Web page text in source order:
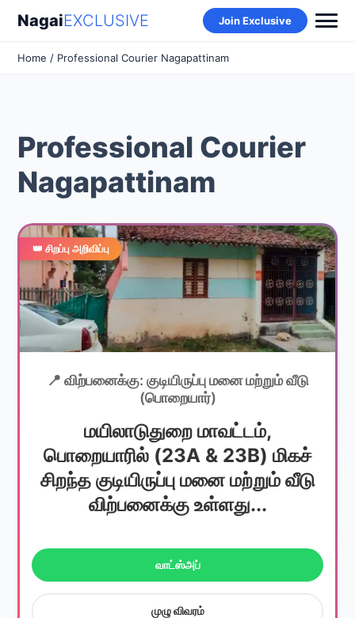
NagaiEXCLUSIVE Join Exclusive
Home / Professional Courier Nagapattinam
Professional Courier
Nagapattinam
👑 சிறப்பு அறிவிப்பு
📍 விற்பனைக்கு: குடியிருப்பு மனை மற்றும் வீடு
(பொறையார்)
மயிலாடுதுறை மாவட்டம்,
பொறையாரில் (23A & 23B) மிகச்
சிறந்த குடியிருப்பு மனை மற்றும் வீடு
விற்பனைக்கு உள்ளது...
வாட்ஸ்அப்
முழு விவரம்